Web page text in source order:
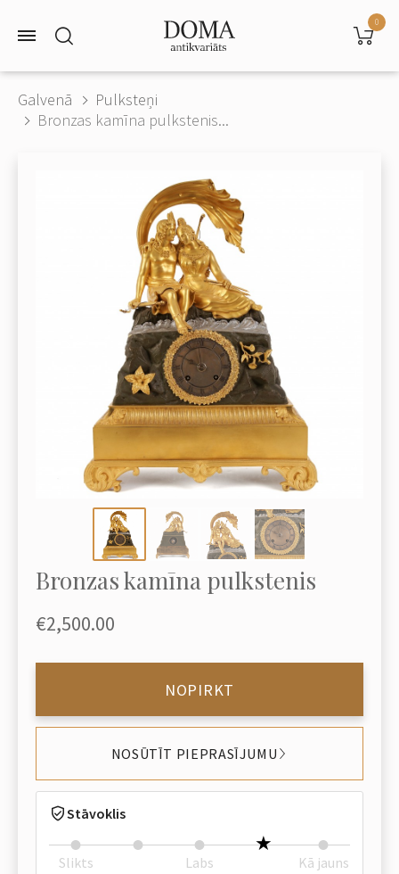
0
Galvenā
Pulksteņi
Bronzas kamīna pulkstenis...
Bronzas kamīna pulkstenis
€2,500.00
NOPIRKT
NOSŪTĪT PIEPRASĪJUMU
Stāvoklis
Slikts Labs Kā jauns